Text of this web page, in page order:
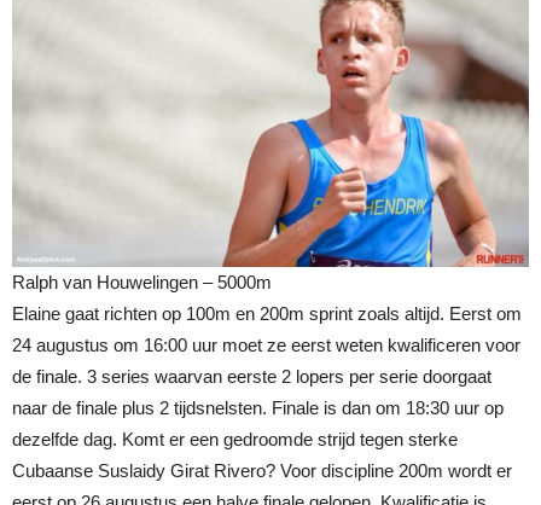
Ralph van Houwelingen – 5000m
Elaine gaat richten op 100m en 200m sprint zoals altijd. Eerst om
24 augustus om 16:00 uur moet ze eerst weten kwalificeren voor
de finale. 3 series waarvan eerste 2 lopers per serie doorgaat
naar de finale plus 2 tijdsnelsten. Finale is dan om 18:30 uur op
dezelfde dag. Komt er een gedroomde strijd tegen sterke
Cubaanse Suslaidy Girat Rivero? Voor discipline 200m wordt er